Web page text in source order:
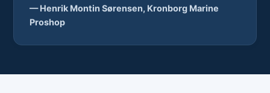
— Henrik Montin Sørensen, Kronborg Marine
Proshop